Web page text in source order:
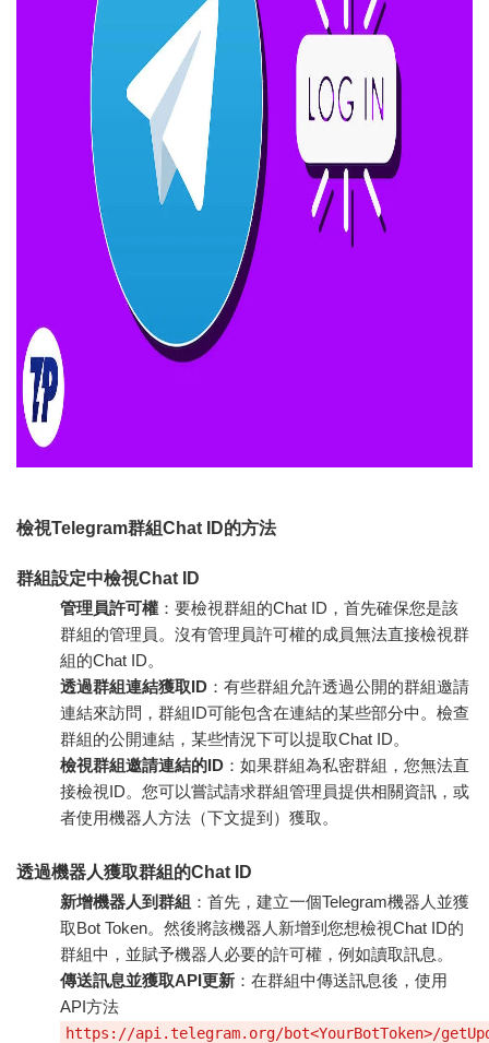
檢視Telegram群組Chat ID的方法
群組設定中檢視Chat ID
管理員許可權 ：要檢視群組的Chat ID，首先確保您是該
群組的管理員。沒有管理員許可權的成員無法直接檢視群
組的Chat ID。
透過群組連結獲取ID ：有些群組允許透過公開的群組邀請
連結來訪問，群組ID可能包含在連結的某些部分中。檢查
群組的公開連結，某些情況下可以提取Chat ID。
檢視群組邀請連結的ID ：如果群組為私密群組，您無法直
接檢視ID。您可以嘗試請求群組管理員提供相關資訊，或
者使用機器人方法（下文提到）獲取。
透過機器人獲取群組的Chat ID
新增機器人到群組 ：首先，建立一個Telegram機器人並獲
取Bot Token。然後將該機器人新增到您想檢視Chat ID的
群組中，並賦予機器人必要的許可權，例如讀取訊息。
傳送訊息並獲取API更新 ：在群組中傳送訊息後，使用
API方法
https://api.telegram.org/bot<YourBotToken>/